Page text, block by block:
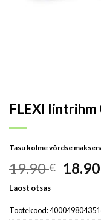
FLEXI lintrihm
Tasu kolme võrdse
19.90€ 18.90
Laost otsas
Tootekood: